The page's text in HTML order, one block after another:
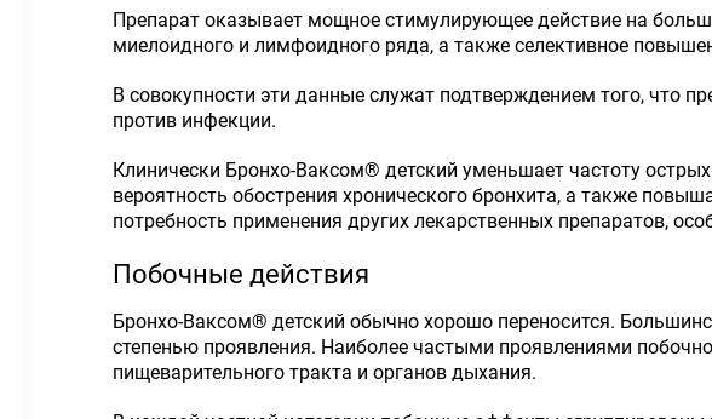
Препарат оказывает мощное стимулирующее действие на
миелоидного и лимфоидного ряда, а также селективное
В совокупности эти данные служат подтверждением того, что
против инфекции.
Клинически Бронхо-Ваксом® детский уменьшает частоту
вероятность обострения хронического бронхита, а также
потребность применения других лекарственных препаратов,
Побочные действия
Бронхо-Ваксом® детский обычно хорошо переносится.
степенью проявления. Наиболее частыми проявлениями
пищеварительного тракта и органов дыхания.